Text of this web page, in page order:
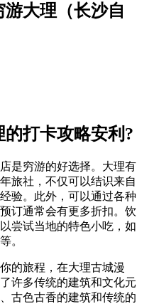
大理（长沙自
打卡攻略安利?
是穷游的好选择。大理有
旅社，不仅可以结识来自
验。此外，可以通过各种
订通常会有更多折扣。饮
尝试当地的特色小吃，如
。
的旅程，在大理古城漫
许多传统的建筑和文化元
古色古香的建筑和传统的